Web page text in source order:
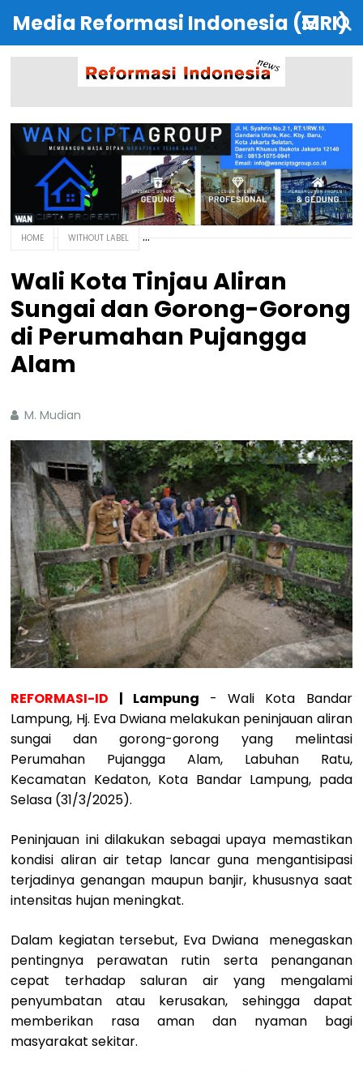
Media Reformasi Indonesia (MRI)
HOME WITHOUT LABEL
Wali Kota Tinjau Aliran
Sungai dan Gorong-Gorong
di Perumahan Pujangga
Alam
M. Mudian
REFORMASI-ID | Lampung - Wali Kota Bandar
Lampung, Hj. Eva Dwiana melakukan peninjauan aliran
sungai dan gorong-gorong yang melintasi
Perumahan Pujangga Alam, Labuhan Ratu,
Kecamatan Kedaton, Kota Bandar Lampung, pada
Selasa (31/3/2025).
Peninjauan ini dilakukan sebagai upaya memastikan
kondisi aliran air tetap lancar guna mengantisipasi
terjadinya genangan maupun banjir, khususnya saat
intensitas hujan meningkat.
Dalam kegiatan tersebut, Eva Dwiana menegaskan
pentingnya perawatan rutin serta penanganan
cepat terhadap saluran air yang mengalami
penyumbatan atau kerusakan, sehingga dapat
memberikan rasa aman dan nyaman bagi
masyarakat sekitar.